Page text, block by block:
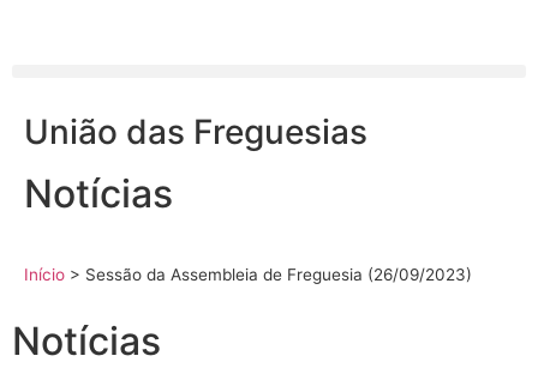
União das Freguesias
Notícias
Início > Sessão da Assembleia de Freguesia (26/09/2023)
Notícias